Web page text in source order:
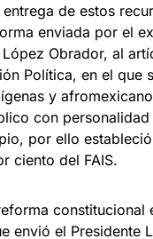
de estos
enviada por el
Obrador, al
Política, en el que
y
con
por ello
ciento del FAIS.
constitucional
envió el Presidente